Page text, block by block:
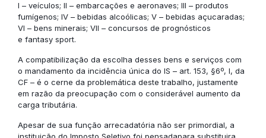
I – veículos; II – embarcações e aeronaves; III – produtos
fumígenos; IV – bebidas alcoólicas; V – bebidas açucaradas;
VI – bens minerais; VII – concursos de prognósticos
e fantasy sport.
A compatibilização da escolha desses bens e serviços com
o mandamento da incidência única do IS – art. 153, §6º, I, da
CF – é o cerne da problemática deste trabalho, justamente
em razão da preocupação com o considerável aumento da
carga tributária.
Apesar de sua função arrecadatória não ser primordial, a